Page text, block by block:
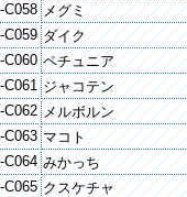
C058 メグミ
C059 ダイク
C060 ペチュニア
C061 ジャコテン
C062 メルボルン
C063 マコト
C064 みかっち
C065 クスケチャ